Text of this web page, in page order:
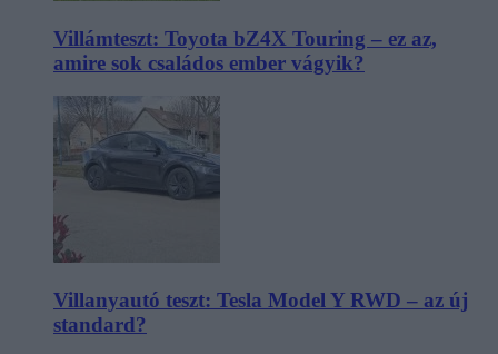
Villámteszt: Toyota bZ4X Touring – ez az,
amire sok családos ember vágyik?
Villanyautó teszt: Tesla Model Y RWD – az új
standard?